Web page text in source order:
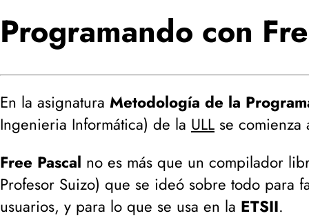
Programando con
En la asignatura Metodología de la
Ingenieria Informática) de la ULL se
Free Pascal no es más que un compilador
Profesor Suizo) que se ideó sobre todo para
usuarios, y para lo que se usa en la ETSII.